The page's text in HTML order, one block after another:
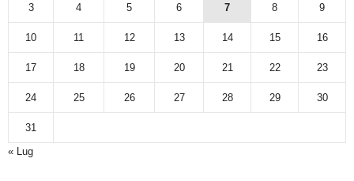
3 4 5 6 7 8 9
10 11 12 13 14 15 16
17 18 19 20 21 22 23
24 25 26 27 28 29 30
31
« Lug